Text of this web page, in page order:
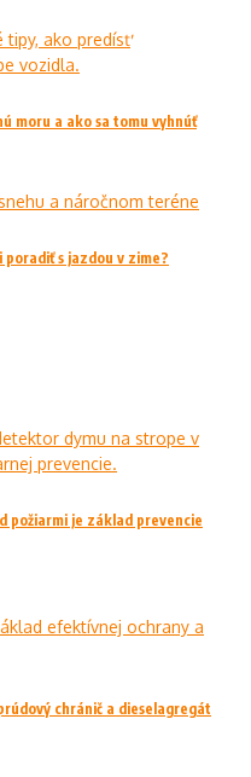
moru a ako sa tomu vyhnúť
poradiť s jazdou v zime?
požiarmi je základ prevencie
chránič a dieselagregát